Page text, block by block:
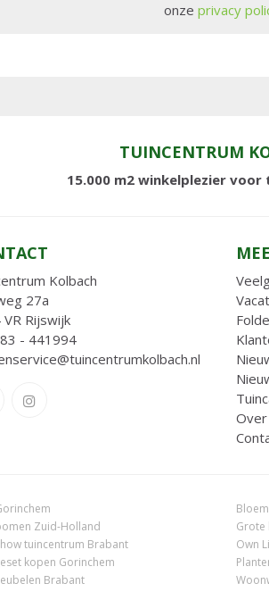
onze privacy
TUINCENTRUM
15.000 m2 winkelplezier voor
Kolbach
27a
Rijswijk
- 441994
Zuid-Holland
tuincentrum Brabant
kopen Gorinchem
Brabant
Grote
Own